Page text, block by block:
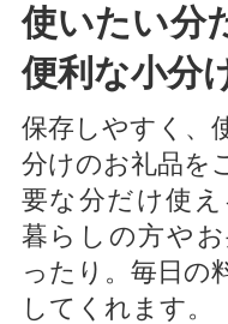
使いたい分
便利な小分
保存しやすく、
分けのお礼品を
要な分だけ使
暮らしの方や
ったり。毎日の
してくれます。